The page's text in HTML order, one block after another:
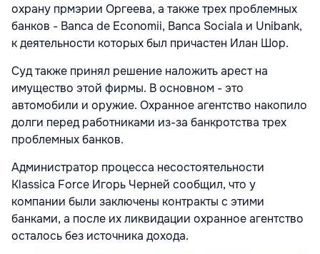
охрану прмэрии Оргеева, а также трех проблемных
банков - Banca de Economii, Banca Sociala и Unibank,
к деятельности которых был причастен Илан Шор.
Суд также принял решение наложить арест на
имущество этой фирмы. В основном - это
автомобили и оружие. Охранное агентство накопило
долги перед работниками из-за банкротства трех
проблемных банков.
Администратор процесса несостоятельности
Klassica Force Игорь Черней сообщил, что у
компании были заключены контракты с этими
банками, а после их ликвидации охранное агентство
осталось без источника дохода.